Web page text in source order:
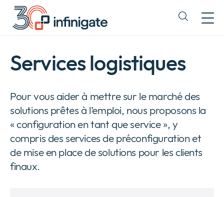
Passer
contenu
Expand
sub
Services logistiques
Pour vous aider à mettre sur le marché des
solutions prêtes à l’emploi, nous proposons la
« configuration en tant que service », y
compris des services de préconfiguration et
de mise en place de solutions pour les clients
finaux.